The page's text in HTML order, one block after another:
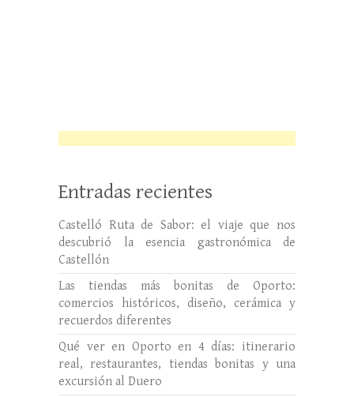
Entradas recientes
Castelló Ruta de Sabor: el viaje que nos
descubrió la esencia gastronómica de
Castellón
Las tiendas más bonitas de Oporto:
comercios históricos, diseño, cerámica y
recuerdos diferentes
Qué ver en Oporto en 4 días: itinerario
real, restaurantes, tiendas bonitas y una
excursión al Duero